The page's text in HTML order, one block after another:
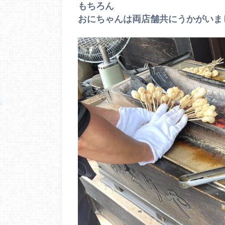
もちろん
おにちゃんは両店舗共にうかがいま